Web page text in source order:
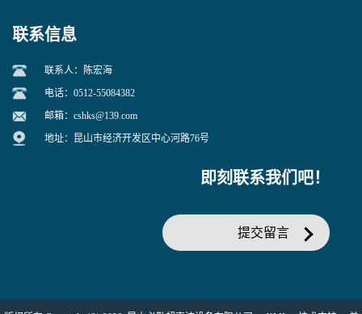
联系信息
联系人：陈宏海
电话：0512-55084382
邮箱： cshks@139.com
地址：昆山市经济开发区中心河路76号
即刻联系我们吧！
提交留言